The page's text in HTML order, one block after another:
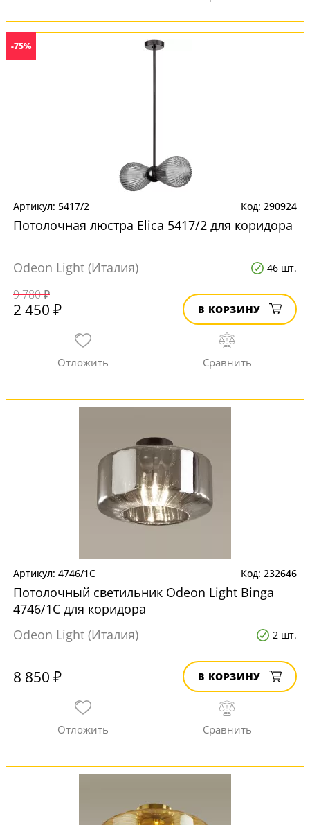
-75%
5417/2 290924
Потолочная люстра Elica 5417/2 для коридора
Odeon Light (Италия) 46 шт.
9 780 ₽
2 450 ₽ В КОРЗИНУ
4746/1C 232646
Потолочный светильник Odeon Light Binga
4746/1C для коридора
Odeon Light (Италия)
2 шт.
8 850 ₽ В КОРЗИНУ